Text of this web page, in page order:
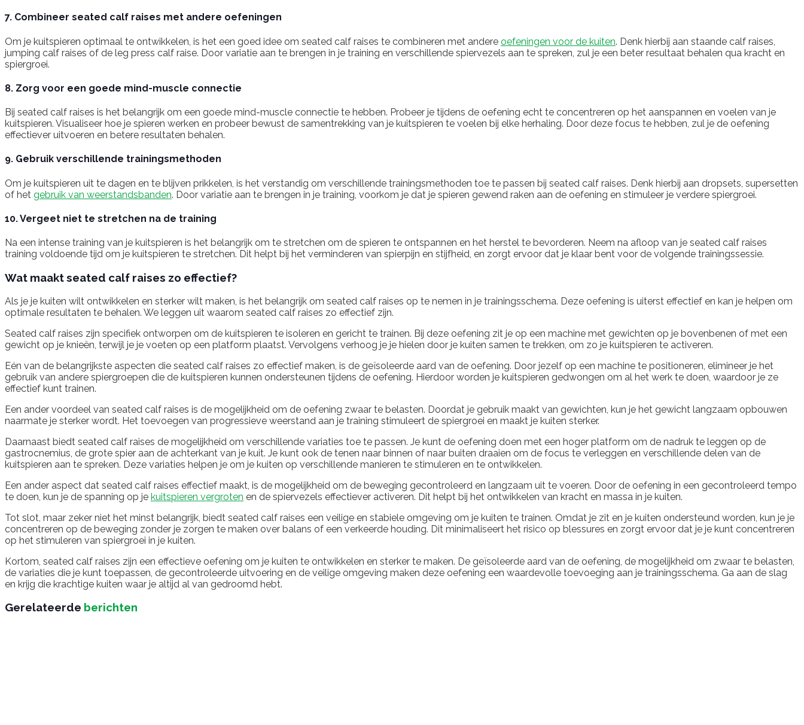
7. Combineer seated calf raises met andere oefeningen
Om je kuitspieren optimaal te ontwikkelen, is het een goed idee om seated calf raises te combineren met andere oefeningen voor de kuiten. Denk hierbij aan staande calf raises,
jumping calf raises of de leg press calf raise. Door variatie aan te brengen in je training en verschillende spiervezels aan te spreken, zul je een beter resultaat behalen qua kracht en
spiergroei.
8. Zorg voor een goede mind-muscle connectie
Bij seated calf raises is het belangrijk om een goede mind-muscle connectie te hebben. Probeer je tijdens de oefening echt te concentreren op het aanspannen en voelen van je
kuitspieren. Visualiseer hoe je spieren werken en probeer bewust de samentrekking van je kuitspieren te voelen bij elke herhaling. Door deze focus te hebben, zul je de oefening
effectiever uitvoeren en betere resultaten behalen.
9. Gebruik verschillende trainingsmethoden
Om je kuitspieren uit te dagen en te blijven prikkelen, is het verstandig om verschillende trainingsmethoden toe te passen bij seated calf raises. Denk hierbij aan dropsets, supersetten
of het gebruik van weerstandsbanden. Door variatie aan te brengen in je training, voorkom je dat je spieren gewend raken aan de oefening en stimuleer je verdere spiergroei.
10. Vergeet niet te stretchen na de training
Na een intense training van je kuitspieren is het belangrijk om te stretchen om de spieren te ontspannen en het herstel te bevorderen. Neem na afloop van je seated calf raises
training voldoende tijd om je kuitspieren te stretchen. Dit helpt bij het verminderen van spierpijn en stijfheid, en zorgt ervoor dat je klaar bent voor de volgende trainingssessie.
Wat maakt seated calf raises zo effectief?
Als je je kuiten wilt ontwikkelen en sterker wilt maken, is het belangrijk om seated calf raises op te nemen in je trainingsschema. Deze oefening is uiterst effectief en kan je helpen om
optimale resultaten te behalen. We leggen uit waarom seated calf raises zo effectief zijn.
Seated calf raises zijn specifiek ontworpen om de kuitspieren te isoleren en gericht te trainen. Bij deze oefening zit je op een machine met gewichten op je bovenbenen of met een
gewicht op je knieën, terwijl je je voeten op een platform plaatst. Vervolgens verhoog je je hielen door je kuiten samen te trekken, om zo je kuitspieren te activeren.
Eén van de belangrijkste aspecten die seated calf raises zo effectief maken, is de geïsoleerde aard van de oefening. Door jezelf op een machine te positioneren, elimineer je het
gebruik van andere spiergroepen die de kuitspieren kunnen ondersteunen tijdens de oefening. Hierdoor worden je kuitspieren gedwongen om al het werk te doen, waardoor je ze
effectief kunt trainen.
Een ander voordeel van seated calf raises is de mogelijkheid om de oefening zwaar te belasten. Doordat je gebruik maakt van gewichten, kun je het gewicht langzaam opbouwen
naarmate je sterker wordt. Het toevoegen van progressieve weerstand aan je training stimuleert de spiergroei en maakt je kuiten sterker.
Daarnaast biedt seated calf raises de mogelijkheid om verschillende variaties toe te passen. Je kunt de oefening doen met een hoger platform om de nadruk te leggen op de
gastrocnemius, de grote spier aan de achterkant van je kuit. Je kunt ook de tenen naar binnen of naar buiten draaien om de focus te verleggen en verschillende delen van de
kuitspieren aan te spreken. Deze variaties helpen je om je kuiten op verschillende manieren te stimuleren en te ontwikkelen.
Een ander aspect dat seated calf raises effectief maakt, is de mogelijkheid om de beweging gecontroleerd en langzaam uit te voeren. Door de oefening in een gecontroleerd tempo
te doen, kun je de spanning op je kuitspieren vergroten en de spiervezels effectiever activeren. Dit helpt bij het ontwikkelen van kracht en massa in je kuiten.
Tot slot, maar zeker niet het minst belangrijk, biedt seated calf raises een veilige en stabiele omgeving om je kuiten te trainen. Omdat je zit en je kuiten ondersteund worden, kun je je
concentreren op de beweging zonder je zorgen te maken over balans of een verkeerde houding. Dit minimaliseert het risico op blessures en zorgt ervoor dat je je kunt concentreren
op het stimuleren van spiergroei in je kuiten.
Kortom, seated calf raises zijn een effectieve oefening om je kuiten te ontwikkelen en sterker te maken. De geïsoleerde aard van de oefening, de mogelijkheid om zwaar te belasten,
de variaties die je kunt toepassen, de gecontroleerde uitvoering en de veilige omgeving maken deze oefening een waardevolle toevoeging aan je trainingsschema. Ga aan de slag
en krijg die krachtige kuiten waar je altijd al van gedroomd hebt.
Gerelateerde berichten